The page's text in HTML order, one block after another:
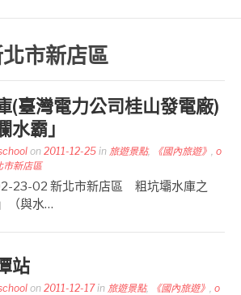
市新店區
(臺灣電力公司桂山發電廠)
水霸」
on 2011-12-25 in 旅遊景點, 《國內旅遊》 , o
市新店區
23-02 新北市新店區 粗坑壩水庫之
（與水…
站
on 2011-12-17in 旅遊景點, 《國內旅遊》
o